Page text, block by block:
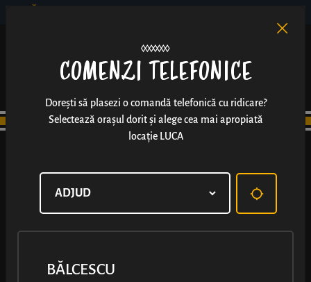
LIVIU REBREANU
COMENZI TELEFONICE
Dorești să plasezi o comandă telefonică cu ridicare?
Selectează orașul dorit și alege cea mai apropiată
locație LUCA
BĂLCESCU